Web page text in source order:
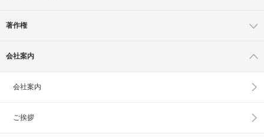
著作権
会社案内
会社案内
ご挨拶